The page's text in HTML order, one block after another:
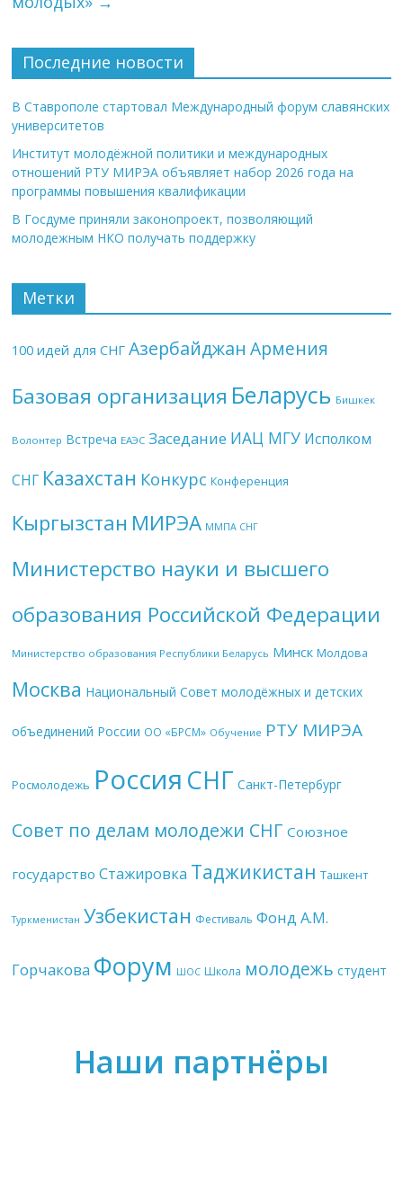
Последние новости
В Ставрополе стартовал Международный форум славянских
университетов
Институт молодёжной политики и международных
отношений РТУ МИРЭА объявляет набор 2026 года на
программы повышения квалификации
В Госдуме приняли законопроект, позволяющий
молодежным НКО получать поддержку
Метки
100 идей для СНГ Азербайджан Армения
Базовая организация Беларусь Бишкек
Волонтер Встреча ЕАЭС Заседание ИАЦ МГУ Исполком
СНГ Казахстан Конкурс Конференция
Кыргызстан МИРЭА ММПА СНГ
Министерство науки и высшего
образования Российской Федерации
Министерство образования Республики Беларусь Минск Молдова
Москва Национальный Совет молодёжных и детских
объединений России ОО «БРСМ» Обучение РТУ МИРЭА
Росмолодежь Россия СНГ Санкт-Петербург
Совет по делам молодежи СНГ Союзное
государство Стажировка Таджикистан Ташкент
Туркменистан Узбекистан Фестиваль Фонд А.М.
Горчакова Форум ШОС Школа молодежь студент
Наши партнёры